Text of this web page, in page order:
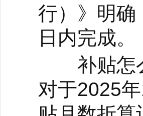
行）》明确
日内完成。
补贴怎么
对于2025